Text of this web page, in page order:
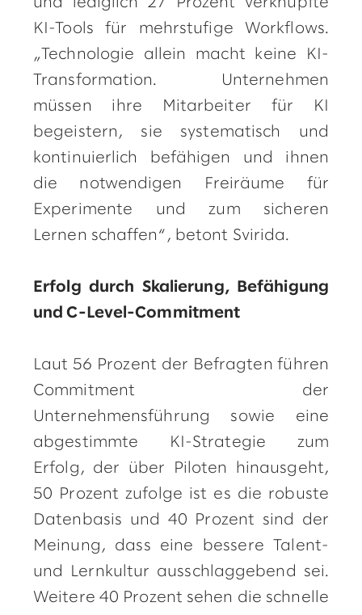
KI-Tools für mehrstufige Workflows.
„Technologie allein macht keine KI-
Transformation. Unternehmen
müssen ihre Mitarbeiter für KI
begeistern, sie systematisch und
kontinuierlich befähigen und ihnen
die notwendigen Freiräume für
Experimente und zum sicheren
Lernen schaffen“, betont Svirida.
Erfolg durch Skalierung, Befähigung
und C-Level-Commitment
Laut 56 Prozent der Befragten führen
Commitment der
Unternehmensführung sowie eine
abgestimmte KI-Strategie zum
Erfolg, der über Piloten hinausgeht,
50 Prozent zufolge ist es die robuste
Datenbasis und 40 Prozent sind der
Meinung, dass eine bessere Talent-
und Lernkultur ausschlaggebend sei.
Weitere 40 Prozent sehen die schnelle